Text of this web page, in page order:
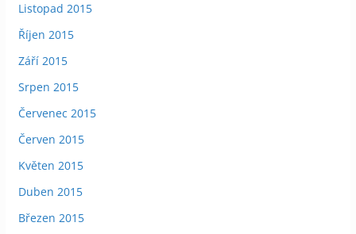
Listopad 2015
Říjen 2015
Září 2015
Srpen 2015
Červenec 2015
Červen 2015
Květen 2015
Duben 2015
Březen 2015